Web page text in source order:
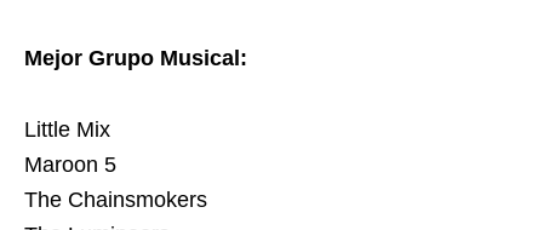
Mejor Grupo Musical:
Little Mix
Maroon 5
The Chainsmokers